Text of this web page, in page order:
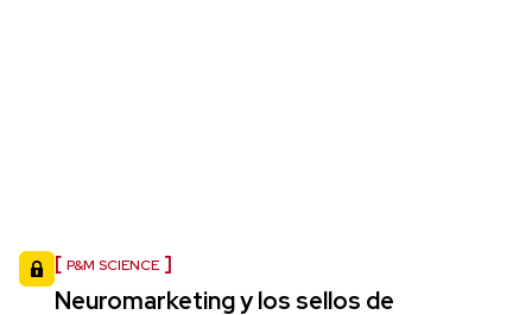
P&M SCIENCE
Neuromarketing y los sellos de